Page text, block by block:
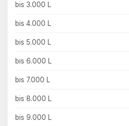
bis 3.000 L
bis 4.000 L
bis 5.000 L
bis 6.000 L
bis 7.000 L
bis 8.000 L
bis 9.000 L